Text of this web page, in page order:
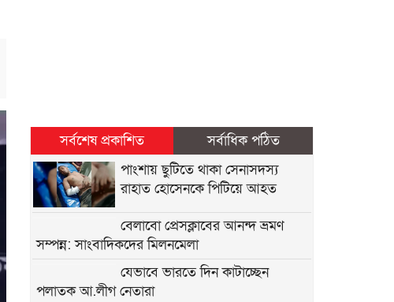
সর্বশেষ প্রকাশিত
সর্বাধিক পঠিত
পাংশায় ছুটিতে থাকা সেনাসদস্য
রাহাত হোসেনকে পিটিয়ে আহত
বেলাবো প্রেসক্লাবের আনন্দ ভ্রমণ
সম্পন্ন: সাংবাদিকদের মিলনমেলা
যেভাবে ভারতে দিন কাটাচ্ছেন
পলাতক আ.লীগ নেতারা